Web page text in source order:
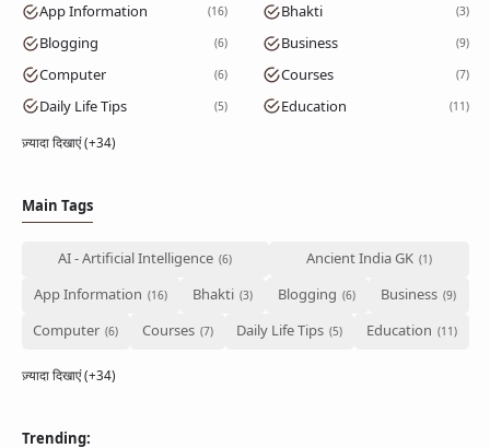
App Information 16 Bhakti 3
Blogging 6 Business 9
Computer 6 Courses 7
Daily Life Tips 5 Education 11
ज़्यादा दिखाएं (+34)
Main Tags
AI - Artificial Intelligence
Ancient India GK
App Information
Bhakti Blogging
Business
Computer
Courses Daily Life Tips Education
ज़्यादा दिखाएं (+34)
Trending: